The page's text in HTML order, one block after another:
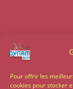
Pour offrir les
cookies pour stocker